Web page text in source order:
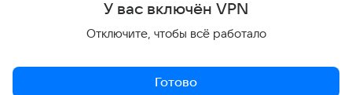
У вас включён VPN
Отключите, чтобы всё работало
Готово